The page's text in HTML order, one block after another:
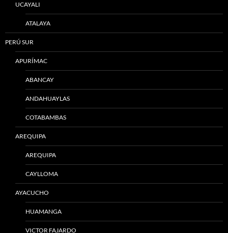
UCAYALI
ATALAYA
PERÚ SUR
APURÍMAC
ABANCAY
ANDAHUAYLAS
COTABAMBAS
AREQUIPA
AREQUIPA
CAYLLOMA
AYACUCHO
HUAMANGA
VICTOR FAJARDO